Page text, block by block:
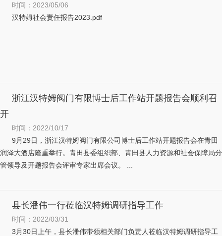
时间：2023/05/06
汉特姆社会责任报告2023.pdf
浙江汉特姆阀门有限博士后工作站开题报告会顺利召
开
时间：2022/10/17
9月29日，浙江汉特姆阀门有限公司博士后工作站开题报告会在青田
润泽大酒店隆重举行。青田县委组织部、青田县人力资源和社会保障局分
管领导及开题报告会评审专家出席会议。 ...
县长潘伟一行莅临汉特姆调研指导工作
时间：2022/03/31
3月30日上午，县长潘伟带领相关部门负责人莅临汉特姆调研指导工